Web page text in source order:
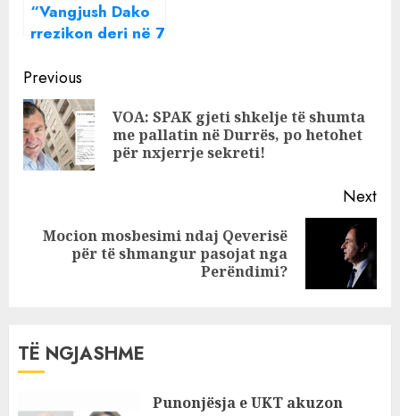
“Vangjush Dako
rrezikon deri në 7
Gazetarja: Para
arrestimit takoi
bashkëpunëtorët!
Continue
Reading
Previous
VOA: SPAK gjeti shkelje të shumta
me pallatin në Durrës, po hetohet
për nxjerrje sekreti!
Next
Next
Mocion mosbesimi ndaj Qeverisë
për të shmangur pasojat nga
Perëndimi?
TË NGJASHME
Punonjësja e UKT akuzon